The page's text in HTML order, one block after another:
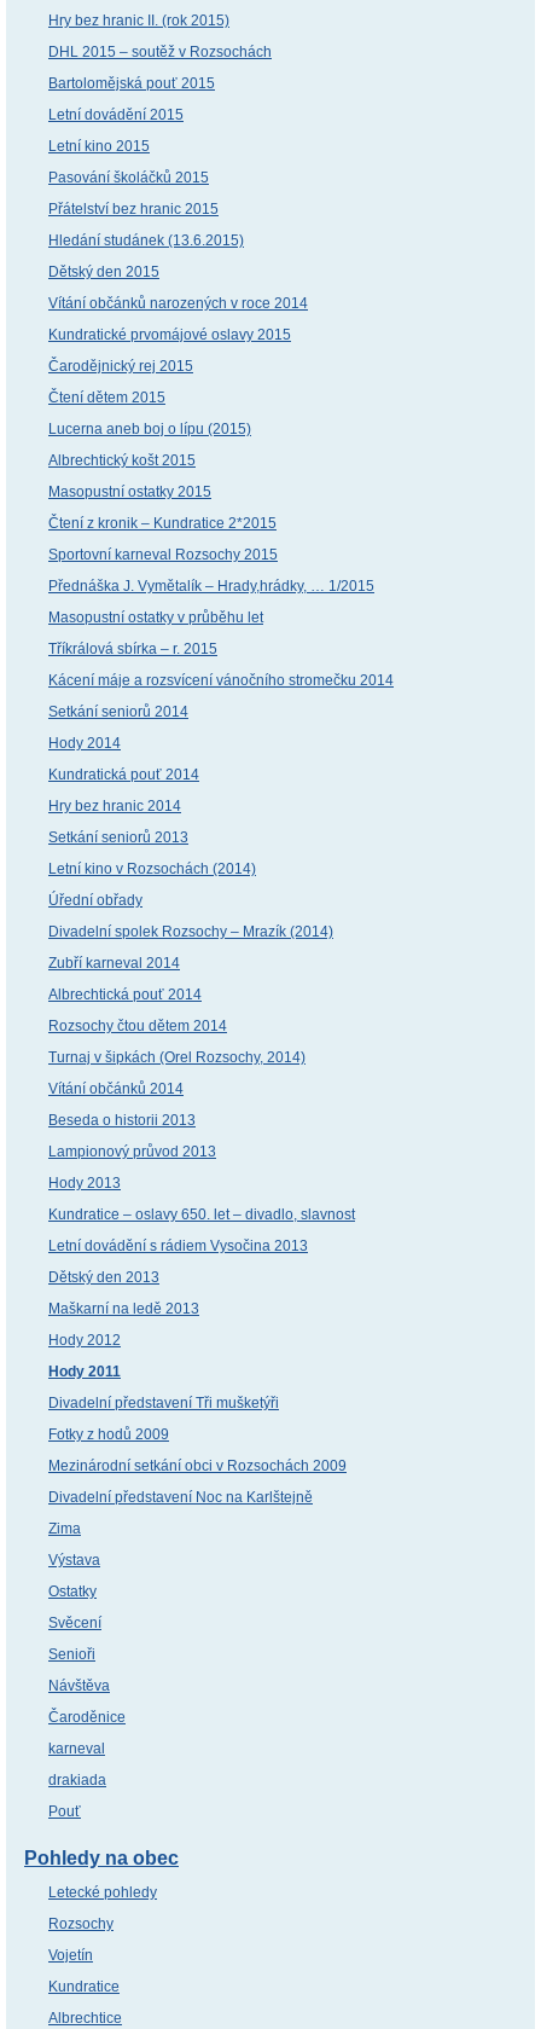
Hry bez hranic II. (rok 2015)
DHL 2015 – soutěž v Rozsochách
Bartolomějská pouť 2015
Letní dovádění 2015
Letní kino 2015
Pasování školáčků 2015
Přátelství bez hranic 2015
Hledání studánek (13.6.2015)
Dětský den 2015
Vítání občánků narozených v roce 2014
Kundratické prvomájové oslavy 2015
Čarodějnický rej 2015
Čtení dětem 2015
Lucerna aneb boj o lípu (2015)
Albrechtický košt 2015
Masopustní ostatky 2015
Čtení z kronik – Kundratice 2*2015
Sportovní karneval Rozsochy 2015
Přednáška J. Vymětalík – Hrady,hrádky, … 1/2015
Masopustní ostatky v průběhu let
Tříkrálová sbírka – r. 2015
Kácení máje a rozsvícení vánočního stromečku 2014
Setkání seniorů 2014
Hody 2014
Kundratická pouť 2014
Hry bez hranic 2014
Setkání seniorů 2013
Letní kino v Rozsochách (2014)
Úřední obřady
Divadelní spolek Rozsochy – Mrazík (2014)
Zubří karneval 2014
Albrechtická pouť 2014
Rozsochy čtou dětem 2014
Turnaj v šipkách (Orel Rozsochy, 2014)
Vítání občánků 2014
Beseda o historii 2013
Lampionový průvod 2013
Hody 2013
Kundratice – oslavy 650. let – divadlo, slavnost
Letní dovádění s rádiem Vysočina 2013
Dětský den 2013
Maškarní na ledě 2013
Hody 2012
Hody 2011
Divadelní představení Tři mušketýři
Fotky z hodů 2009
Mezinárodní setkání obci v Rozsochách 2009
Divadelní představení Noc na Karlštejně
Zima
Výstava
Ostatky
Svěcení
Senioři
Návštěva
Čaroděnice
karneval
drakiada
Pouť
Pohledy na obec
Letecké pohledy
Rozsochy
Vojetín
Kundratice
Albrechtice